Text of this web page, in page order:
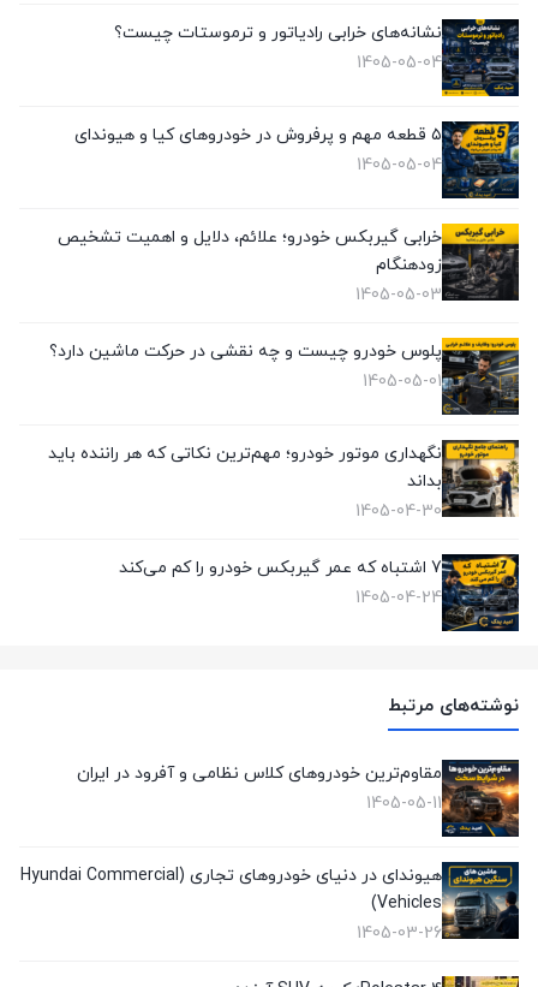
نشانه‌های خرابی رادیاتور و ترموستات چیست؟
1405-05-04
۵ قطعه مهم و پرفروش در خودروهای کیا و هیوندای
1405-05-04
خرابی گیربکس خودرو؛ علائم، دلایل و اهمیت تشخیص
زودهنگام
1405-05-03
پلوس خودرو چیست و چه نقشی در حرکت ماشین دارد؟
1405-05-01
نگهداری موتور خودرو؛ مهم‌ترین نکاتی که هر راننده باید
بداند
1405-04-30
7 اشتباه که عمر گیربکس خودرو را کم می‌کند
1405-04-24
نوشته‌های مرتبط
مقاوم‌ترین خودروهای کلاس نظامی و آفرود در ایران
1405-05-11
هیوندای در دنیای خودروهای تجاری (Hyundai Commercial
Vehicles)
1405-03-26